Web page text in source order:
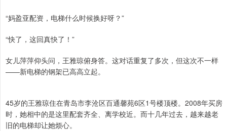
“妈盈亚配资，电梯什么时候换好呀？”
“快了，这回真快了！”
女儿萍萍仰头问，王雅琼俯身答。这对话重复了多次，但这次不一样
——新电梯的钢架已高高立起。
45岁的王雅琼住在青岛市李沧区百通馨苑6区1号楼顶楼。2008年买房
时，她相中的是这里配套齐全、离学校近。而十几年过去，越来越老
旧的电梯却让她烦心。